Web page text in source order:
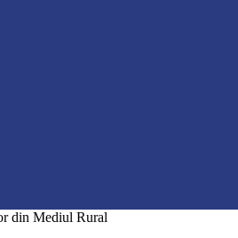
din Mediul Rural